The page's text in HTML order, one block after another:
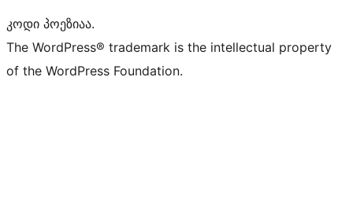
კოდი პოეზიაა.
The WordPress® trademark is the intellectual property
of the WordPress Foundation.